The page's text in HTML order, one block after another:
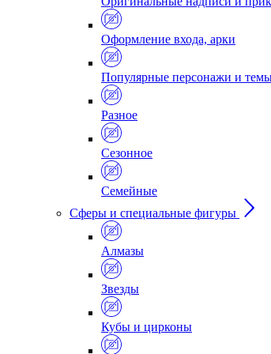
Оформление входа, арки
Популярные персонажи и
Разное
Сезонное
Семейные
Сферы и специальные фигуры
Алмазы
Звезды
Кубы и цирконы